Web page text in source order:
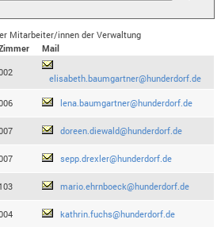
Mitarbeiter/innen der Verwaltung
Mail
elisabeth.baumgartner@hunderdorf.de
lena.baumgartner@hunderdorf.de
doreen.diewald@hunderdorf.de
sepp.drexler@hunderdorf.de
103 mario.ehrnboeck@hunderdorf.de
kathrin.fuchs@hunderdorf.de